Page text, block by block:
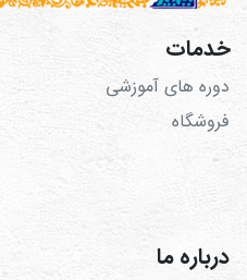
خدمات
دوره های آموزشی
فروشگاه
درباره ما